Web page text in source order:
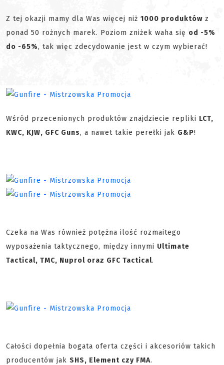
Z tej okazji mamy dla Was więcej niż 1000 produktów z
ponad 50 rożnych marek. Poziom zniżek waha się od -5%
do -65%, tak więc zdecydowanie jest w czym wybierać!
Wśród przecenionych produktów znajdziecie repliki LCT,
KWC, KJW, GFC Guns, a nawet takie perełki jak G&P!
Czeka na Was również potężna ilość rozmaitego
wyposażenia taktycznego, między innymi Ultimate
Tactical, TMC, Nuprol oraz GFC Tactical.
Całości dopełnia bogata oferta części i akcesoriów takich
producentów jak SHS, Element czy FMA.